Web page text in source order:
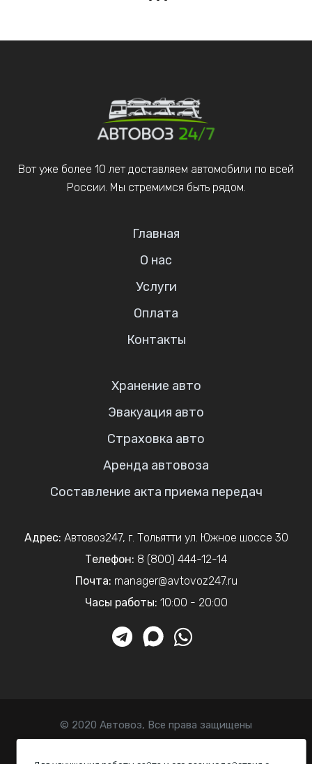
Вот уже более 10 лет доставляем автомобили по всей
России. Мы стремимся быть рядом.
Главная
О нас
Услуги
Оплата
Контакты
Хранение авто
Эвакуация авто
Страховка авто
Аренда автовоза
Составление акта приема передач
Адрес: Автовоз247, г. Тольятти ул. Южное шоссе 30
Телефон: 8 (800) 444-12-14
Почта: manager@avtovoz247.ru
Часы работы: 10:00 - 20:00
© 2020 Автовоз, Все права защищены